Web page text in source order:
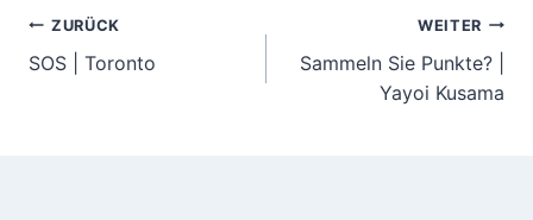
Beitragsnavigation
ZURÜCK
SOS | Toronto
WEITER
Sammeln Sie Punkte? |
Yayoi Kusama